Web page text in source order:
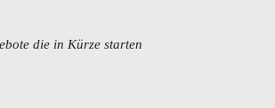
die in Kürze starten